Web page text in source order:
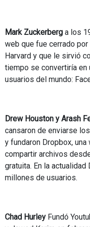
Mark Zuckerberg a los
web que fue cerrado
Harvard y que le sirvió
tiempo se convertiría en
usuarios del mundo:
Drew Houston y Arash
cansaron de enviarse
y fundaron Dropbox,
compartir archivos
gratuita. En la
millones de usuarios.
Chad Hurley Fundó